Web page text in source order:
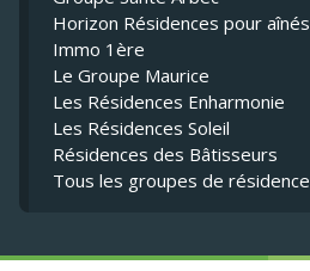
Horizon Résidences pour aînés
Immo 1ère
Le Groupe Maurice
Les Résidences Enharmonie
Les Résidences Soleil
Résidences des Bâtisseurs
Tous les groupes de résidence